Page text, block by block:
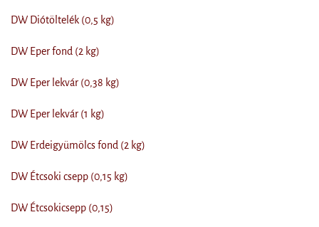
DW Diótöltelék (0,5 kg)
DW Eper fond (2 kg)
DW Eper lekvár (0,38 kg)
DW Eper lekvár (1 kg)
DW Erdeigyümölcs fond (2 kg)
DW Étcsoki csepp (0,15 kg)
DW Étcsokicsepp (0,15)